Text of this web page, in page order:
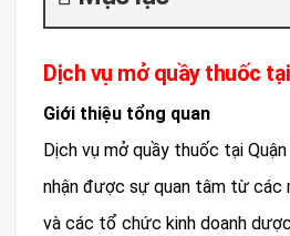
Dịch vụ mở quầy thuốc
Giới thiệu tổng quan
Dịch vụ mở quầy thuốc tại
nhận được sự quan tâm từ các
và các tổ chức kinh doanh